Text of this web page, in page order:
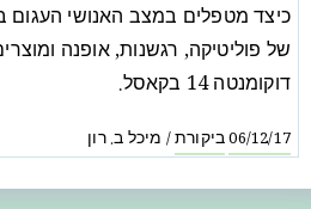
כיצד מטפלים במצב האנושי
של פוליטיקה, רגשנות, אופנה
דוקומנטה 14 בקאסל.
06/12/17ביקורת/ מיכל ב. רון